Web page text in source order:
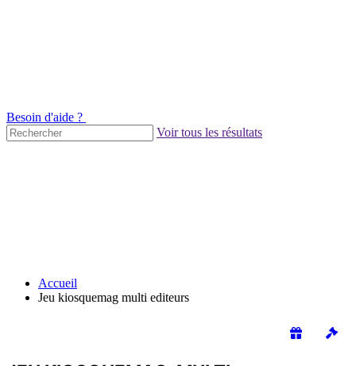
Besoin d'aide ?
Voir tous les résultats
Accueil
Jeu kiosquemag multi editeurs